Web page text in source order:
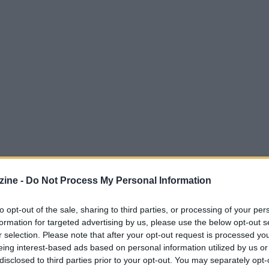
- Do Not Process My Personal Information
opt-out of the sale, sharing to third parties, or processing of your
for targeted advertising by us, please use the below opt-out
selection. Please note that after your opt-out request is processed
interest-based ads based on personal information utilized by us
to third parties prior to your opt-out. You may separately
infrastrutture e attori